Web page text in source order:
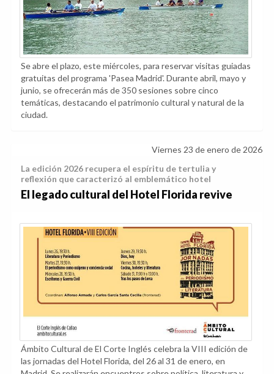
Se abre el plazo, este miércoles, para reservar visitas guiadas
gratuitas del programa 'Pasea Madrid'. Durante abril, mayo y
junio, se ofrecerán más de 350 sesiones sobre cinco
temáticas, destacando el patrimonio cultural y natural de la
ciudad.
Viernes 23 de enero de 2026
La edición 2026 recupera el espíritu de tertulia y
reflexión que caracterizó al emblemático hotel
El legado cultural del Hotel Florida revive
Ámbito Cultural de El Corte Inglés celebra la VIII edición de
las jornadas del Hotel Florida, del 26 al 31 de enero, en